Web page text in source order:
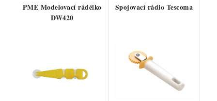
PME Modelovací rádélko
DW420
Spojovací rádlo Tescoma